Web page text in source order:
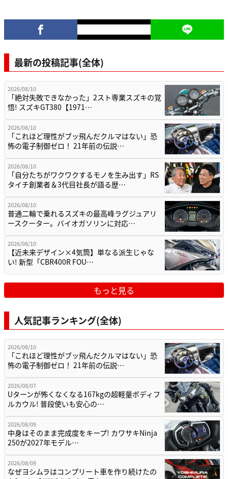
最新の投稿記事(全体)
2026/08/10
「絶対失敗できなかった」2スト専業スズキの覚
悟! スズキGT380【1971…
2026/08/10
「これほど理性がブッ飛んだクルマはない」恐
怖の電子制御ゼロ！ 21年前の伝説…
2026/08/10
「自分たちがワクワクするモノを生み出す」RS
タイチ創業者＆3代目社長が語る歴…
2026/08/10
普通二輪で乗れるスズキの最高峰ラグジュアリ
ースクーター。バイオガソリンに対応…
2026/08/10
【近未来デザイン×4気筒】単なる派生じゃな
い! 新型「CBR400R FOU…
もっと見る
人気記事ランキング(全体)
2026/08/10
「これほど理性がブッ飛んだクルマはない」恐
怖の電子制御ゼロ！ 21年前の伝説…
2026/08/07
Uターンが怖くなくなる167kgの超軽量ボディフ
ルカウル! 普段使いも安心の…
2026/08/09
中身はそのまま完成度をキープ! カワサキNinja
250が2027年モデル…
2026/08/09
なぜヨシムラはコンプリート車を作り続けたの